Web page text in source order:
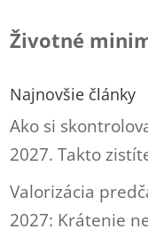
Životné
Najnovšie články
Ako si
2027. Takto
Valorizácia
2027: Krátenie